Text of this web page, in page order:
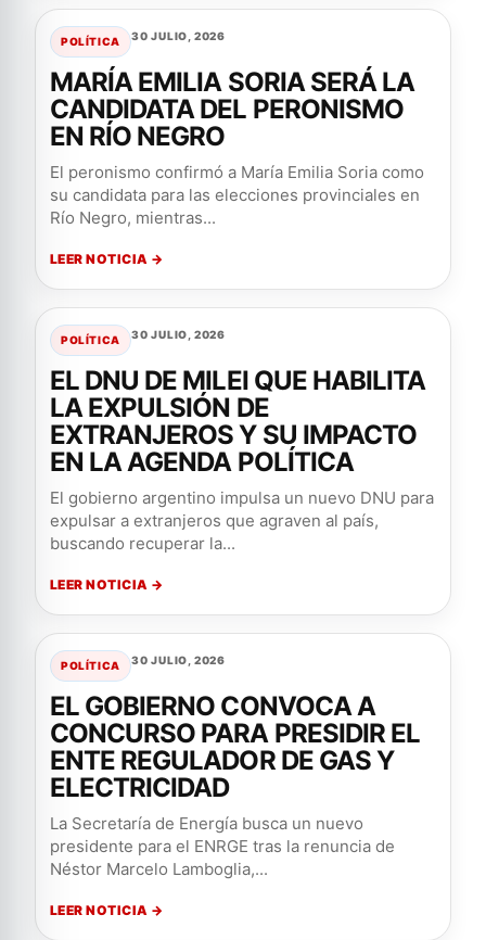
POLÍTICA 30 JULIO, 2026
MARÍA EMILIA SORIA SERÁ LA
CANDIDATA DEL PERONISMO
EN RÍO NEGRO
El peronismo confirmó a María Emilia Soria como
su candidata para las elecciones provinciales en
Río Negro, mientras...
LEER NOTICIA →
POLÍTICA 30 JULIO, 2026
EL DNU DE MILEI QUE HABILITA
LA EXPULSIÓN DE
EXTRANJEROS Y SU IMPACTO
EN LA AGENDA POLÍTICA
El gobierno argentino impulsa un nuevo DNU para
expulsar a extranjeros que agraven al país,
buscando recuperar la...
LEER NOTICIA →
POLÍTICA 30 JULIO, 2026
EL GOBIERNO CONVOCA A
CONCURSO PARA PRESIDIR EL
ENTE REGULADOR DE GAS Y
ELECTRICIDAD
La Secretaría de Energía busca un nuevo
presidente para el ENRGE tras la renuncia de
Néstor Marcelo Lamboglia,...
LEER NOTICIA →